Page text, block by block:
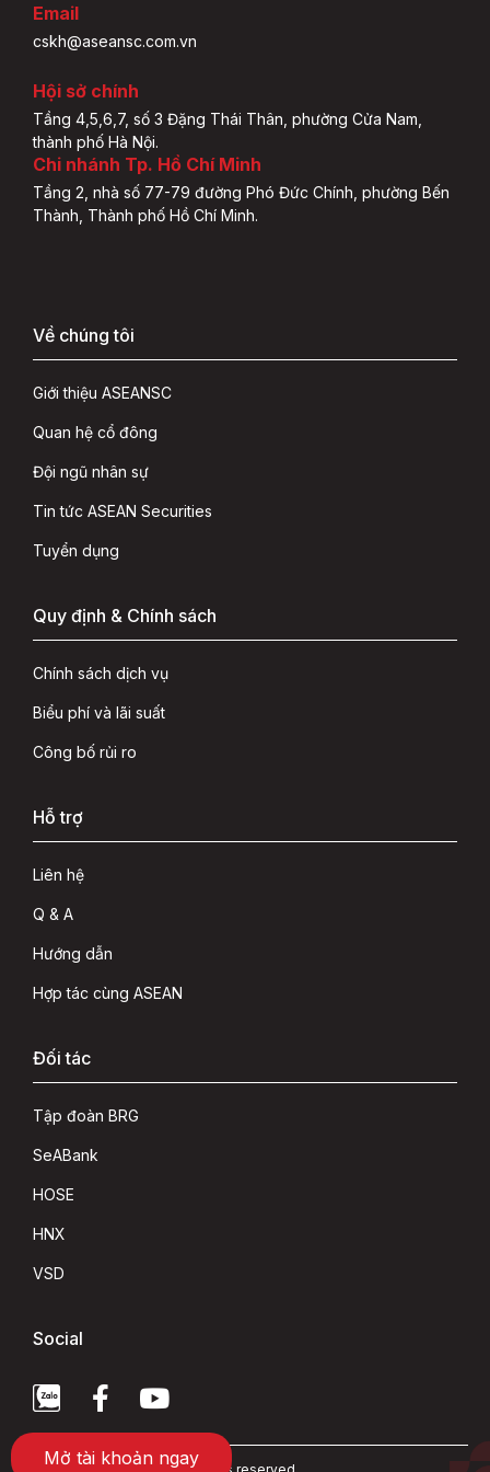
Email
cskh@aseansc.com.vn
Hội sở chính
Tầng 4,5,6,7, số 3 Đặng Thái Thân, phường Cửa Nam,
thành phố Hà Nội.
Chi nhánh Tp. Hồ Chí Minh
Tầng 2, nhà số 77-79 đường Phó Đức Chính, phường Bến
Thành, Thành phố Hồ Chí Minh.
Về chúng tôi
Giới thiệu ASEANSC
Quan hệ cổ đông
Đội ngũ nhân sự
Tin tức ASEAN Securities
Tuyển dụng
Quy định & Chính sách
Chính sách dịch vụ
Biểu phí và lãi suất
Công bố rủi ro
Hỗ trợ
Liên hệ
Q & A
Hướng dẫn
Hợp tác cùng ASEAN
Đối tác
Tập đoàn BRG
SeABank
HOSE
HNX
VSD
Social
Mở tài khoản ngay